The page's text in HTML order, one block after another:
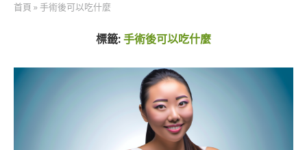
首頁 »手術後可以吃什麼
標籤:手術後可以吃什麼